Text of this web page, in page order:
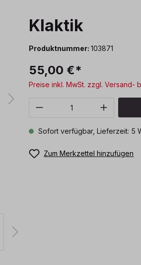
Klaktik
Produktnummer:103871
55,00 €*
Preise inkl. MwSt. zzgl. Versand-
Produkt Anzahl:
Sofort verfügbar, Lieferzeit: 5
Zum Merkzettel hinzufügen